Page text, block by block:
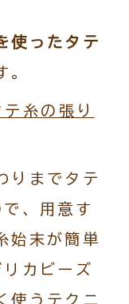
使ったタテ
。
糸の張り
りまでタテ
、用意す
始末が簡単
カビーズ
使うテクニ